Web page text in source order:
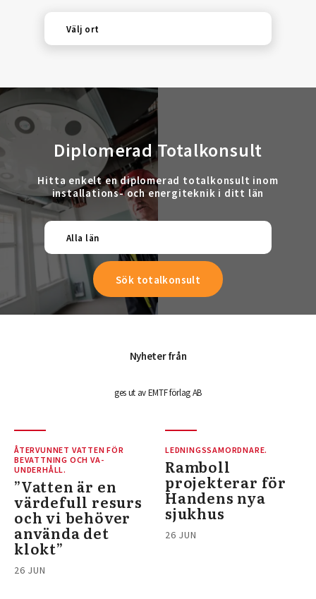
Välj ort
Diplomerad Totalkonsult
Hitta enkelt en diplomerad totalkonsult inom
installations- och energiteknik i ditt län
Alla län
Nyheter från
ges ut av EMTF förlag AB
ÅTERVUNNET VATTEN FÖR
BEVATTNING OCH VA-
UNDERHÅLL.
”Vatten är en
värdefull resurs
och vi behöver
använda det
klokt”
26 JUN
LEDNINGSSAMORDNARE.
Ramboll
projekterar för
Handens nya
sjukhus
26 JUN